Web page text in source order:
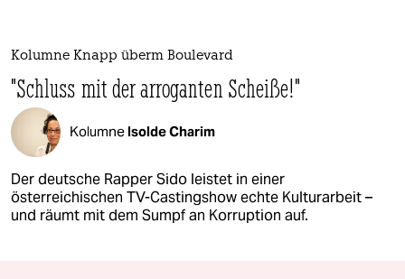
Kolumne Knapp überm Boulevard
"Schluss mit der arroganten Scheiße!"
Kolumne Isolde Charim
Der deutsche Rapper Sido leistet in einer
österreichischen TV-Castingshow echte Kulturarbeit –
und räumt mit dem Sumpf an Korruption auf.